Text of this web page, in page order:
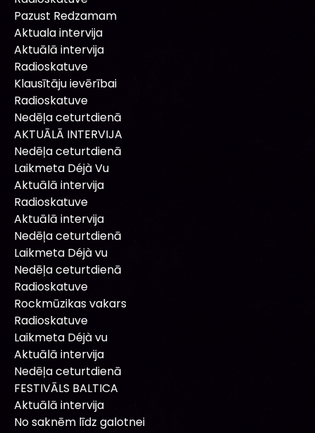
Pazust Redzamam
Aktuala intervija
Aktuālā intervija
Radioskatuve
Klausītāju ievērībai
Radioskatuve
Nedēļa ceturtdienā
AKTUĀLĀ INTERVIJA
Nedēļa ceturtdienā
Laikmeta Déjà Vu
Aktuālā intervija
Radioskatuve
Aktuālā intervija
Nedēļa ceturtdienā
Laikmeta Déjà vu
Nedēļa ceturtdienā
Radioskatuve
Rockmūzikas vakars
Radioskatuve
Laikmeta Déjà vu
Aktuālā intervija
Nedēļa ceturtdienā
FESTIVĀLS BALTICA
Aktuālā intervija
No saknēm līdz galotnei